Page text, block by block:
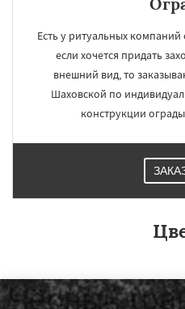
Есть у ритуальных
если хочется придать
внешний вид, то
Шаховской по
конструкции